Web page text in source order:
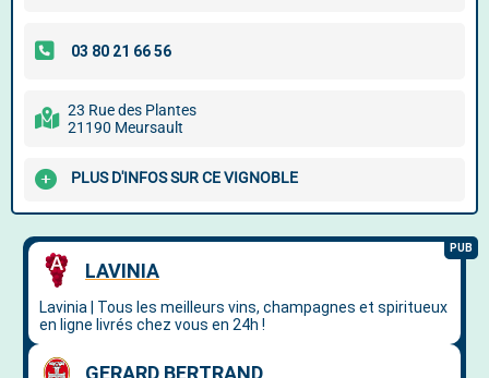
23 Rue des Plantes
21190 Meursault
PLUS D'INFOS SUR CE VIGNOBLE